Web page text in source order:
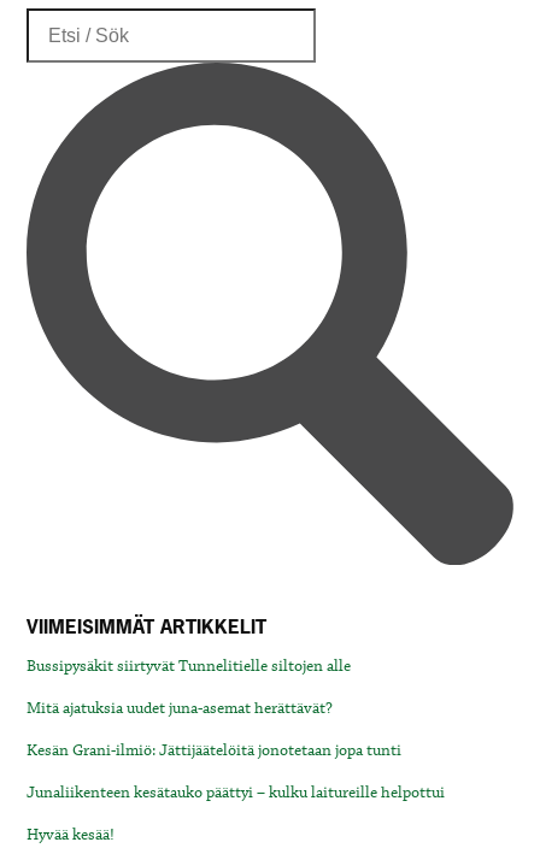
VIIMEISIMMÄT ARTIKKELIT
Bussipysäkit siirtyvät Tunnelitielle siltojen alle
Mitä ajatuksia uudet juna-asemat herättävät?
Kesän Grani-ilmiö: Jättijäätelöitä jonotetaan jopa tunti
Junaliikenteen kesätauko päättyi – kulku laitureille helpottui
Hyvää kesää!